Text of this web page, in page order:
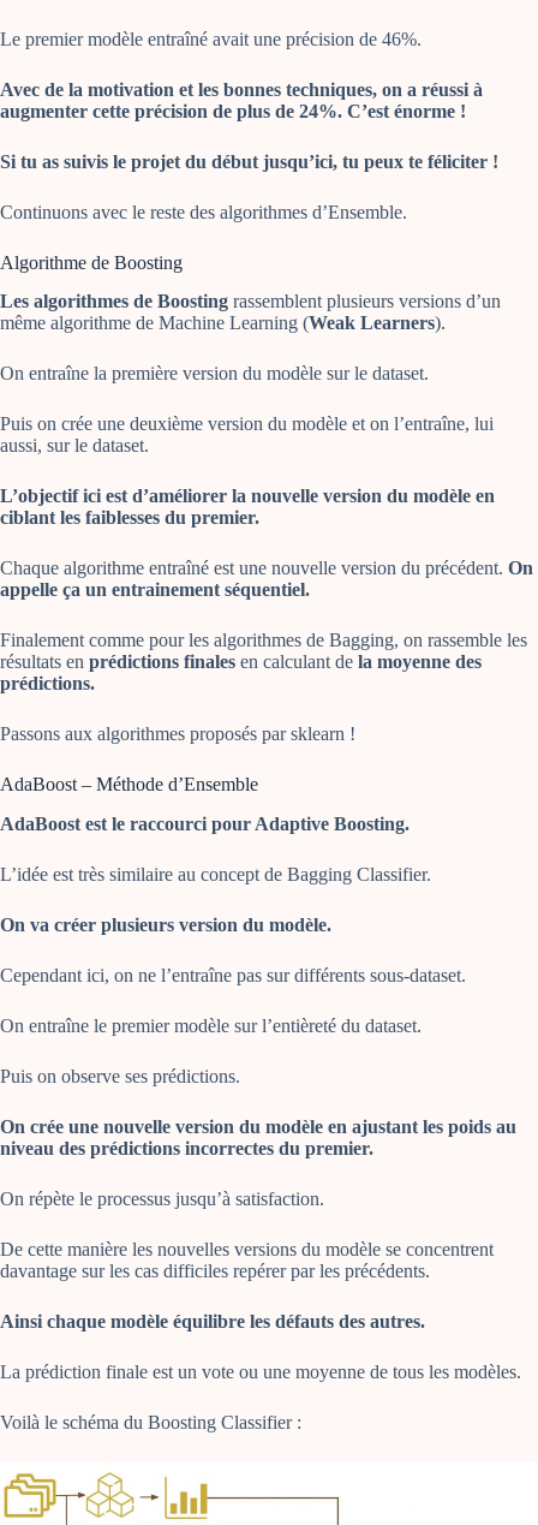
Le premier modèle entraîné avait une précision de 46%.
Avec de la motivation et les bonnes techniques, on a réussi à
augmenter cette précision de plus de 24%. C’est énorme !
Si tu as suivis le projet du début jusqu’ici, tu peux te féliciter !
Continuons avec le reste des algorithmes d’Ensemble.
Algorithme de Boosting
Les algorithmes de Boosting rassemblent plusieurs versions d’un
même algorithme de Machine Learning (Weak Learners).
On entraîne la première version du modèle sur le dataset.
Puis on crée une deuxième version du modèle et on l’entraîne, lui
aussi, sur le dataset.
L’objectif ici est d’améliorer la nouvelle version du modèle en
ciblant les faiblesses du premier.
Chaque algorithme entraîné est une nouvelle version du précédent. On
appelle ça un entrainement séquentiel.
Finalement comme pour les algorithmes de Bagging, on rassemble les
résultats en prédictions finales en calculant de la moyenne des
prédictions.
Passons aux algorithmes proposés par sklearn !
AdaBoost – Méthode d’Ensemble
AdaBoost est le raccourci pour Adaptive Boosting.
L’idée est très similaire au concept de Bagging Classifier.
On va créer plusieurs version du modèle.
Cependant ici, on ne l’entraîne pas sur différents sous-dataset.
On entraîne le premier modèle sur l’entièreté du dataset.
Puis on observe ses prédictions.
On crée une nouvelle version du modèle en ajustant les poids au
niveau des prédictions incorrectes du premier.
On répète le processus jusqu’à satisfaction.
De cette manière les nouvelles versions du modèle se concentrent
davantage sur les cas difficiles repérer par les précédents.
Ainsi chaque modèle équilibre les défauts des autres.
La prédiction finale est un vote ou une moyenne de tous les modèles.
Voilà le schéma du Boosting Classifier :